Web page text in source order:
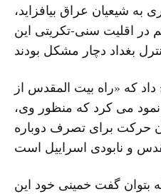
نفری به شیعیان عراق بیافزاید،
در اقلیت سنی-تکریتی این
که «راه بیت المقدس از
می کرد که منظور وی،
حرکت برای تصرف دوباره
بتوان گفت خمینی خود این